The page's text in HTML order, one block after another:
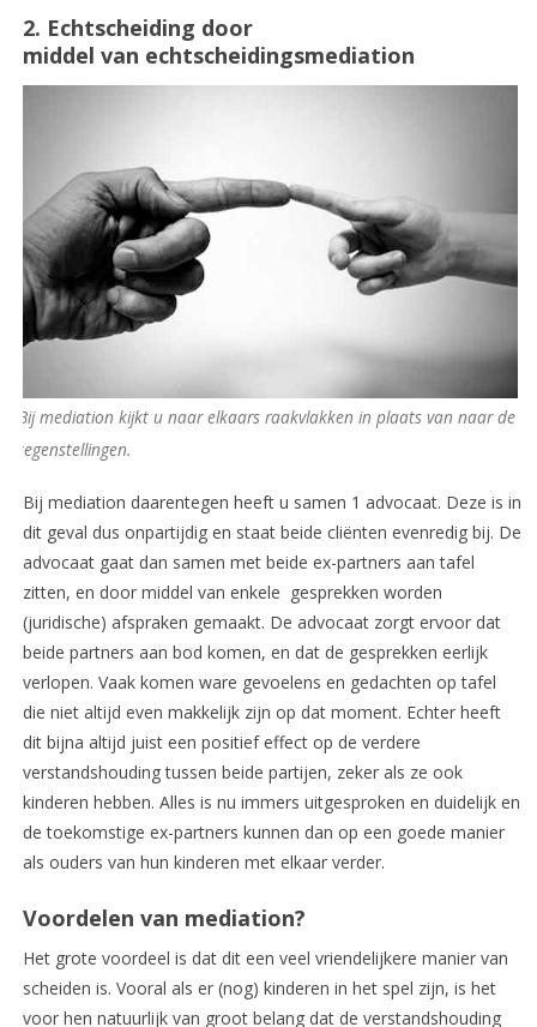
2. Echtscheiding door
middel van echtscheidingsmediation
Bij mediation kijkt u naar elkaars raakvlakken in plaats van naar de
tegenstellingen.
Bij mediation daarentegen heeft u samen 1 advocaat. Deze is in
dit geval dus onpartijdig en staat beide cliënten evenredig bij. De
advocaat gaat dan samen met beide ex-partners aan tafel
zitten, en door middel van enkele gesprekken worden
(juridische) afspraken gemaakt. De advocaat zorgt ervoor dat
beide partners aan bod komen, en dat de gesprekken eerlijk
verlopen. Vaak komen ware gevoelens en gedachten op tafel
die niet altijd even makkelijk zijn op dat moment. Echter heeft
dit bijna altijd juist een positief effect op de verdere
verstandshouding tussen beide partijen, zeker als ze ook
kinderen hebben. Alles is nu immers uitgesproken en duidelijk en
de toekomstige ex-partners kunnen dan op een goede manier
als ouders van hun kinderen met elkaar verder.
Voordelen van mediation?
Het grote voordeel is dat dit een veel vriendelijkere manier van
scheiden is. Vooral als er (nog) kinderen in het spel zijn, is het
voor hen natuurlijk van groot belang dat de verstandshouding